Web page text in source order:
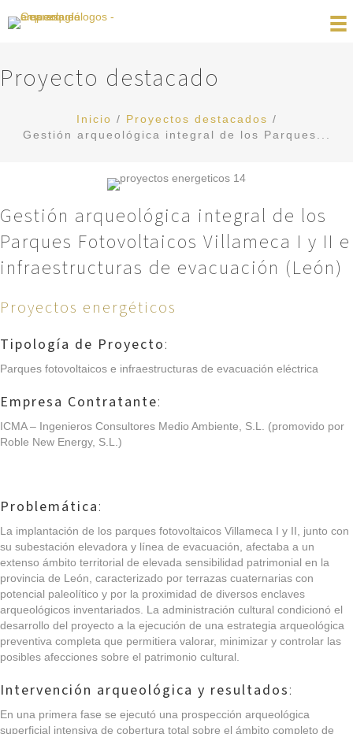
Proyecto destacado
Inicio / Proyectos destacados /
Gestión arqueológica integral de los Parques...
Gestión arqueológica integral de los
Parques Fotovoltaicos Villameca I y II e
infraestructuras de evacuación (León)
Proyectos energéticos
Tipología de Proyecto:
Parques fotovoltaicos e infraestructuras de evacuación eléctrica
Empresa Contratante:
ICMA – Ingenieros Consultores Medio Ambiente, S.L
. (promovido por
Roble New Energy, S.L.)
Problemática:
La implantación de los parques fotovoltaicos Villameca I y II, junto con
su subestación elevadora y línea de evacuación, afectaba a un
extenso ámbito territorial de elevada sensibilidad patrimonial en la
provincia de León, caracterizado por terrazas cuaternarias con
potencial paleolítico y por la proximidad de diversos enclaves
arqueológicos inventariados. La administración cultural condicionó el
desarrollo del proyecto a la ejecución de una estrategia arqueológica
preventiva completa que permitiera valorar, minimizar y controlar las
posibles afecciones sobre el patrimonio cultural.
Intervención arqueológica y resultados:
En una primera fase se ejecutó una prospección arqueológica
superficial intensiva de cobertura total sobre el ámbito completo de